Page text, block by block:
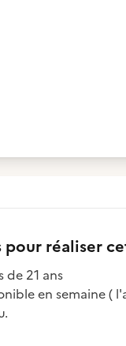
pour réaliser
de 21 ans